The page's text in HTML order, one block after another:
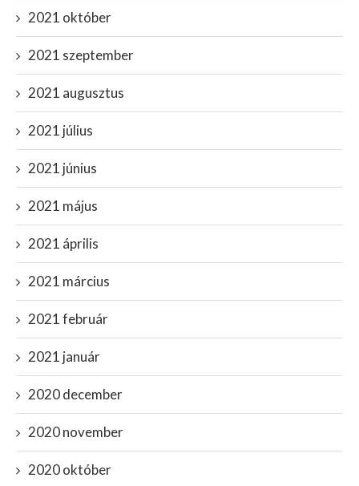
2021 október
2021 szeptember
2021 augusztus
2021 július
2021 június
2021 május
2021 április
2021 március
2021 február
2021 január
2020 december
2020 november
2020 október